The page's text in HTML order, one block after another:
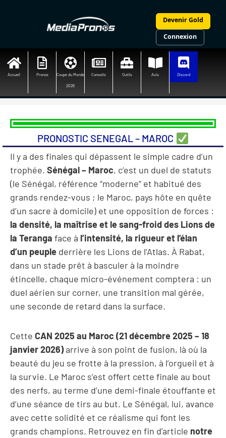
Devenir Gold
Connexion
Accueil Pronos Coupe du Monde
2026
Conseils Outils Avis Discord
PRONOSTIC SENEGAL – MAROC
Il y a des finales qui dépassent le simple cadre d’un
trophée. Sénégal – Maroc, c’est un duel de statuts
(le Sénégal, référence “moderne” et habitué des
grands rendez-vous ; le Maroc, pays hôte en quête
d’un sacre à domicile) et une opposition de forces :
la densité, la maîtrise et le sang-froid des Lions de
la Teranga face à l’intensité, la rigueur et l’élan
d’un peuple derrière les Lions de l’Atlas. À Rabat,
dans un stade prêt à basculer à la moindre
étincelle, chaque micro-événement comptera : un
duel aérien sur corner, une transition mal gérée,
une seconde de retard dans la surface.
Cette CAN 2025 au Maroc (21 décembre 2025 – 18
janvier 2026)arrive à son point de fusion, là où la
beauté du jeu se frotte à la pression, à l’orgueil et à
la survie. Le Maroc s’est offert cette finale au bout
des nerfs, au terme d’une demi-finale étouffante et
d’une séance de tirs au but. Le Sénégal, lui, avance
avec cette solidité et ce réalisme qui font les
grands champions. Retrouvez en fin d’article notre